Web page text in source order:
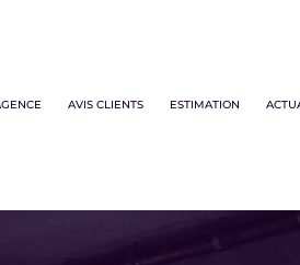
AVIS CLIENTS ESTIMATION
Voir les3